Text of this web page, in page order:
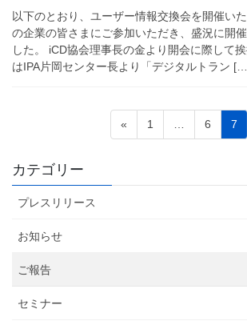
以下のとおり、ユーザー情報交換会を開催い
の企業の皆さまにご参加いただき、盛況に開
した。 iCD協会理事長の金より開会に際して
はIPA片岡センター長より「デジタルトラン
ナ
ビ
ゲ
ー
シ
ョ
ン
« Page
1 Page
6 7
カテゴリー
プレスリリース
お知らせ
ご報告
セミナー